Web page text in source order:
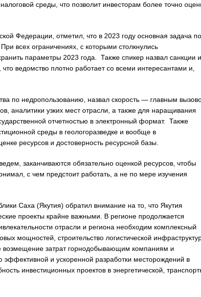
среды, что позволит инвесторам более точно
Федерации, отметил, что в 2023 году основная задача по
всех ограничениях, с которыми столкнулись
параметры 2023 года. Также спикер назвал санкции и
ведомство плотно работает со всеми интересантами и,
по недропользованию, назвал скорость — главным
аналитики узких мест отрасли, а также для наращивания
отчетностью в электронный формат. Также
среды в геологоразведке и вообще в
ресурсов и достоверность ресурсной базы.
заканчиваются обязательно оценкой ресурсов, чтобы
с чем предстоит работать, а не по мере изучения
Саха (Якутия) обратил внимание на то, что Якутия
проекты крайне важными. В регионе продолжается
отрасли и региона необходим комплексный
мощностей, строительство логистической
возмещение затрат горнодобывающим компаниям и
и ускоренной разработки месторождений в
инвестиционных проектов в энергетической,